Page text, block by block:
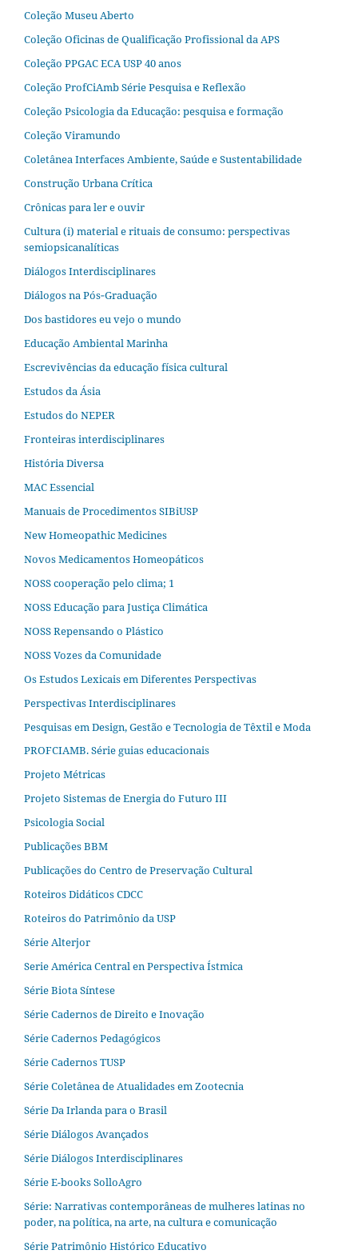
Coleção Museu Aberto
Coleção Oficinas de Qualificação Profissional da APS
Coleção PPGAC ECA USP 40 anos
Coleção ProfCiAmb Série Pesquisa e Reflexão
Coleção Psicologia da Educação: pesquisa e formação
Coleção Viramundo
Coletânea Interfaces Ambiente, Saúde e Sustentabilidade
Construção Urbana Crítica
Crônicas para ler e ouvir
Cultura (i) material e rituais de consumo: perspectivas
semiopsicanalíticas
Diálogos Interdisciplinares
Diálogos na Pós‐Graduação
Dos bastidores eu vejo o mundo
Educação Ambiental Marinha
Escrevivências da educação física cultural
Estudos da Ásia​
Estudos do NEPER
Fronteiras interdisciplinares
História Diversa
MAC Essencial
Manuais de Procedimentos SIBiUSP
New Homeopathic Medicines
Novos Medicamentos Homeopáticos
NOSS cooperação pelo clima; 1
NOSS Educação para Justiça Climática
NOSS Repensando o Plástico
NOSS Vozes da Comunidade
Os Estudos Lexicais em Diferentes Perspectivas
Perspectivas Interdisciplinares
Pesquisas em Design, Gestão e Tecnologia de Têxtil e Moda
PROFCIAMB. Série guias educacionais
Projeto Métricas
Projeto Sistemas de Energia do Futuro III
Psicologia Social
Publicações BBM
Publicações do Centro de Preservação Cultural
Roteiros Didáticos CDCC
Roteiros do Patrimônio da USP
Série Alterjor
Serie América Central en Perspectiva Ístmica
Série Biota Síntese
Série Cadernos de Direito e Inovação
Série Cadernos Pedagógicos
Série Cadernos TUSP
Série Coletânea de Atualidades em Zootecnia
Série Da Irlanda para o Brasil
Série Diálogos Avançados
Série Diálogos Interdisciplinares
Série E-books SolloAgro
Série: Narrativas contemporâneas de mulheres latinas no
poder, na política, na arte, na cultura e comunicação
Série Patrimônio Histórico Educativo